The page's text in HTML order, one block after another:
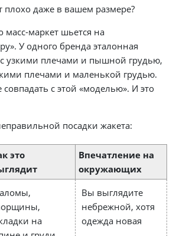
плохо даже в вашем размере?
масс-маркет шьется на
У одного бренда эталонная
узкими плечами и пышной грудью,
плечами и маленькой грудью.
с этой «моделью». И это
посадки жакета:
это
Впечатление на
окружающих
на
Вы выглядите
небрежной, хотя
одежда новая